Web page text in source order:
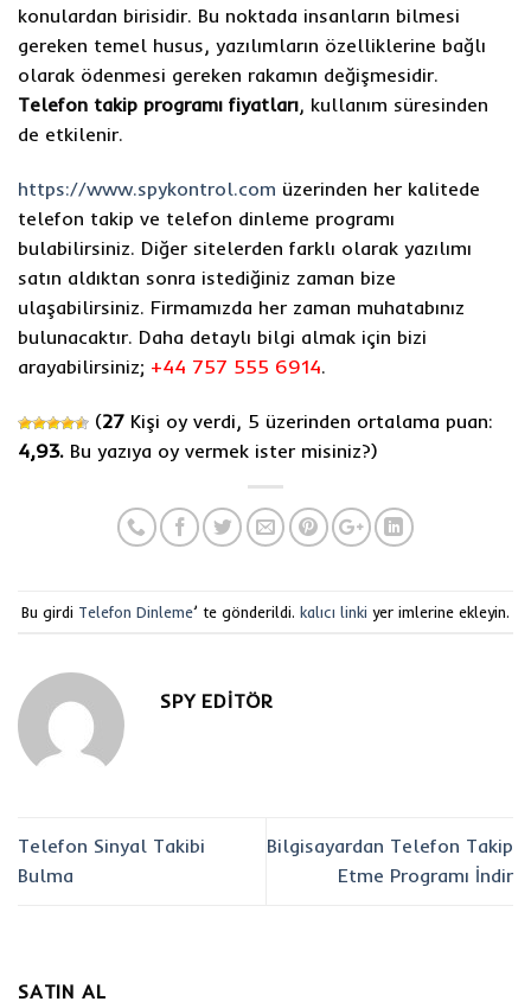
konulardan birisidir. Bu noktada insanların bilmesi
gereken temel husus, yazılımların özelliklerine bağlı
olarak ödenmesi gereken rakamın değişmesidir.
Telefon takip programı fiyatları, kullanım süresinden
de etkilenir.
https://www.spykontrol.com üzerinden her kalitede
telefon takip ve telefon dinleme programı
bulabilirsiniz. Diğer sitelerden farklı olarak yazılımı
satın aldıktan sonra istediğiniz zaman bize
ulaşabilirsiniz. Firmamızda her zaman muhatabınız
bulunacaktır. Daha detaylı bilgi almak için bizi
arayabilirsiniz; +44 757 555 6914.
(27 Kişi oy verdi, 5 üzerinden ortalama puan:
4,93. Bu yazıya oy vermek ister misiniz?)
Bu girdi Telefon Dinleme’ te gönderildi. kalıcı linki yer imlerine ekleyin.
SPY EDITÖR
Telefon Sinyal Takibi
Bulma
Bilgisayardan Telefon Takip
Etme Programı İndir
SATIN AL